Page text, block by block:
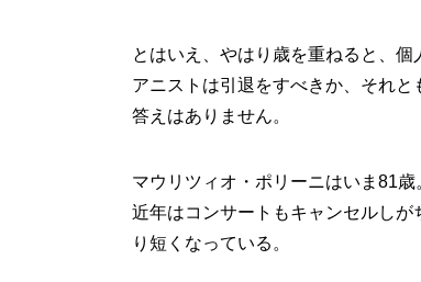
とはいえ、やはり歳を重ねると、
アニストは引退をすべきか、それ
答えはありません。
マウリツィオ・ポリーニはいま81
近年はコンサートもキャンセルし
り短くなっている。